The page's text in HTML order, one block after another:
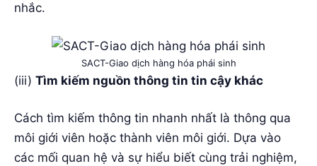
nhắc.
SACT-Giao dịch hàng hóa phái sinh
(iii) Tìm kiếm nguồn thông tin tin cậy khác
Cách tìm kiếm thông tin nhanh nhất là thông qua
môi giới viên hoặc thành viên môi giới. Dựa vào
các mối quan hệ và sự hiểu biết cùng trải nghiệm,